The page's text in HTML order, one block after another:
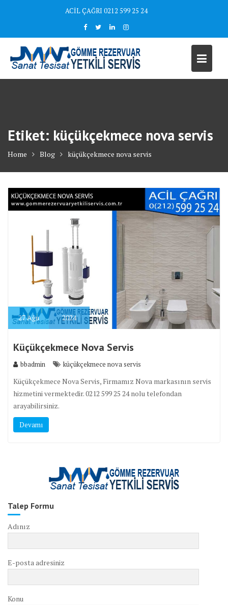
ACİL ÇAĞRI 0212 599 25 24
Etiket: küçükçekmece nova servis
Home Blog küçükçekmece nova servis
27Ağu 2024
Küçükçekmece Nova Servis
bbadmin küçükçekmece nova servis
Küçükçekmece Nova Servis, Firmamız Nova markasının servis
hizmetini vermektedir. 0212 599 25 24 nolu telefondan
arayabilirsiniz.
Devamı
Talep Formu
Adınız
E-posta adresiniz
Konu